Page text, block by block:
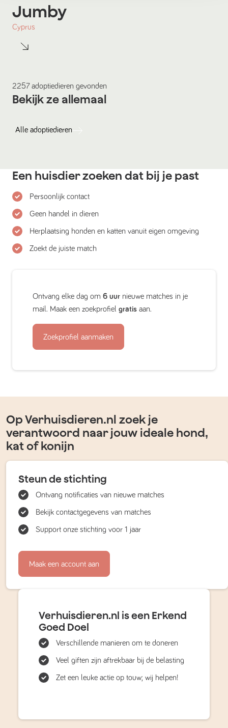
Jumby
Cyprus
2257 adoptiedieren gevonden
Bekijk ze allemaal
Alle adoptiedieren
Een huisdier zoeken dat bij je past
Persoonlijk contact
Geen handel in dieren
Herplaatsing honden en katten vanuit eigen omgeving
Zoekt de juiste match
Ontvang elke dag om 6 uur nieuwe matches in je
mail. Maak een zoekprofiel gratis aan.
Zoekprofiel aanmaken
Op Verhuisdieren.nl zoek je
verantwoord naar jouw ideale hond,
kat of konijn
Steun de stichting
Ontvang notificaties van nieuwe matches
Bekijk contactgegevens van matches
Support onze stichting voor 1 jaar
Maak een account aan
Verhuisdieren.nl is een Erkend
Goed Doel
Verschillende manieren om te doneren
Veel giften zijn aftrekbaar bij de belasting
Zet een leuke actie op touw; wij helpen!